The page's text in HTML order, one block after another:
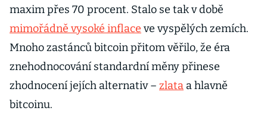
maxim přes 70 procent. Stalo se tak v době
mimořádně vysoké inflace ve vyspělých zemích.
Mnoho zastánců bitcoin přitom věřilo, že éra
znehodnocování standardní měny přinese
zhodnocení jejích alternativ – zlata a hlavně
bitcoinu.